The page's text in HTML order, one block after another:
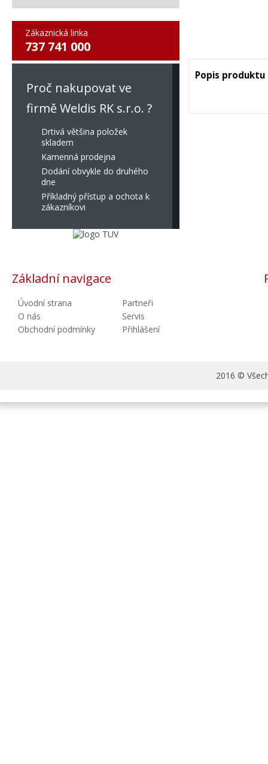
Zákaznická linka
737 741 000
Proč nakupovat ve
firmě Weldis RK s.r.o. ?
Drtivá většina položek
skladem
Kamenná prodejna
Dodání obvykle do druhého
dne
Příkladný přístup a ochota k
zákazníkovi
Popis produktu
Základní navigace
Úvodní strana
O nás
Obchodní podmínky
Partneři
Servis
Přihlášení
2016 ©